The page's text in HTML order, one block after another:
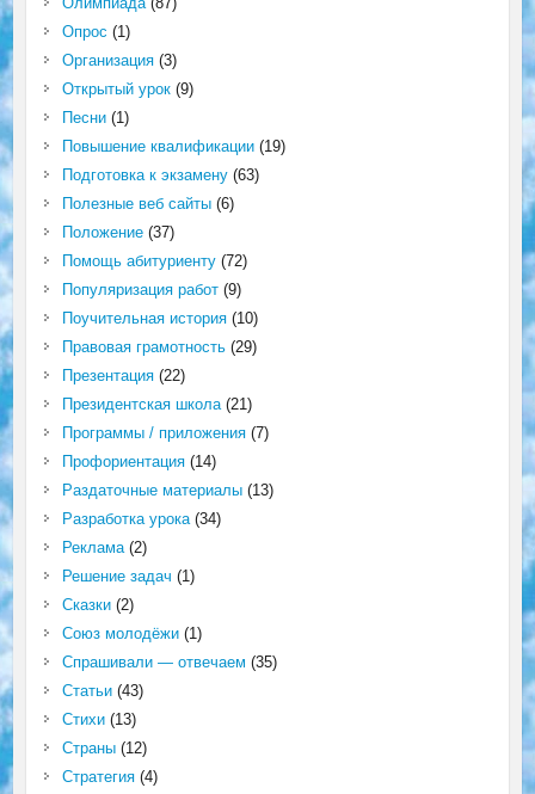
Опрос (1)
Организация(3)
Открытый урок(9)
Песни(1)
Повышение квалификации(19)
Подготовка к экзамену(63)
Полезные веб сайты(6)
Положение(37)
Помощь абитуриенту(72)
Популяризация работ(9)
Поучительная история(10)
Правовая грамотность(29)
Презентация(22)
Президентская школа(21)
Программы / приложения(7)
Профориентация(14)
Раздаточные материалы(13)
Разработка урока(34)
Реклама(2)
Решение задач (1)
Сказки(2)
Союз молодёжи(1)
Спрашивали — отвечаем (35)
Статьи(43)
Стихи(13)
Страны(12)
Стратегия(4)